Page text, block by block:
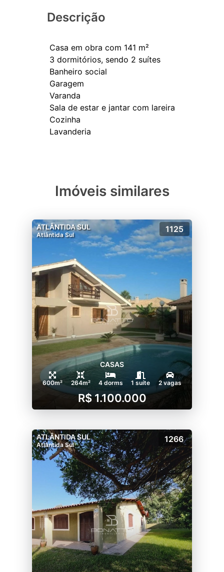
Descrição
Casa em obra com 141 m²
3 dormitórios, sendo 2 suítes
Banheiro social
Garagem
Varanda
Sala de estar e jantar com lareira
Cozinha
Imóveis similares
ATLÂNTIDA SUL
Atlântida Sul
1125
CASAS
600m² 264m² 4 dorms 1 suíte 2 vagas
R$ 1.100.000
ATLÂNTIDA SUL
Atlântida Sul
1266